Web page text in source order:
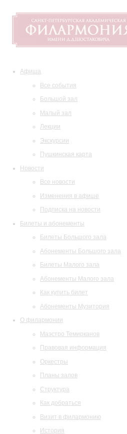
Афиша
Все события
Большой зал
Малый зал
Лекции
Экскурсии
Пушкинская карта
Новости
Все новости
Изменения в афише
Подписка на новости
Билеты и абонементы
Билеты Большого зала
Абонементы Большого зала
Билеты Малого зала
Абонементы Малого зала
Как купить билет
Абонементы Музитория
О филармонии
Маэстро Темирканов
Правовая информация
Оркестры
Планы залов
Структура
Как добраться
Визит в филармонию
История